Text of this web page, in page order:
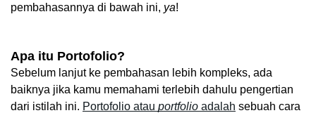
pembahasannya di bawah ini, ya!
Apa itu Portofolio?
Sebelum lanjut ke pembahasan lebih kompleks, ada
baiknya jika kamu memahami terlebih dahulu pengertian
dari istilah ini. Portofolio atau portfolio adalah sebuah cara